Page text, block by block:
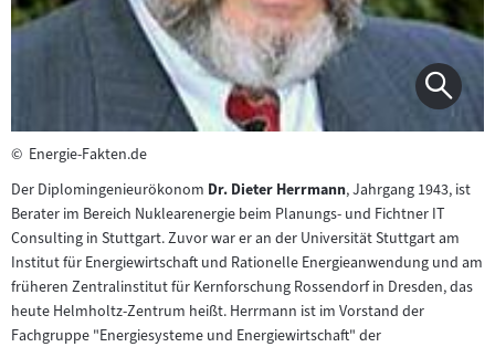
© Energie-Fakten.de
Der Diplomingenieurökonom Dr. Dieter Herrmann, Jahrgang 1943, ist
Berater im Bereich Nuklearenergie beim Planungs- und Fichtner IT
Consulting in Stuttgart. Zuvor war er an der Universität Stuttgart am
Institut für Energiewirtschaft und Rationelle Energieanwendung und am
früheren Zentralinstitut für Kernforschung Rossendorf in Dresden, das
heute Helmholtz-Zentrum heißt. Herrmann ist im Vorstand der
Fachgruppe "Energiesysteme und Energiewirtschaft" der